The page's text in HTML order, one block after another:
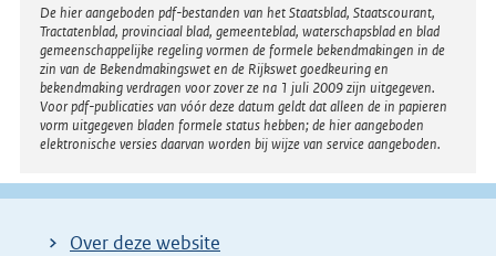
Disclaimer
De hier aangeboden pdf-bestanden van het Staatsblad, Staatscourant,
Tractatenblad, provinciaal blad, gemeenteblad, waterschapsblad en blad
gemeenschappelijke regeling vormen de formele bekendmakingen in de
zin van de Bekendmakingswet en de Rijkswet goedkeuring en
bekendmaking verdragen voor zover ze na 1 juli 2009 zijn uitgegeven.
Voor pdf-publicaties van vóór deze datum geldt dat alleen de in papieren
vorm uitgegeven bladen formele status hebben; de hier aangeboden
elektronische versies daarvan worden bij wijze van service aangeboden.
Over deze website